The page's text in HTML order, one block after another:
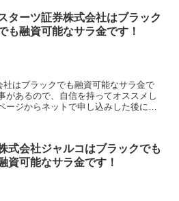
ターツ証券株式会社はブラック
も融資可能なサラ金です！
はブラックでも融資可能なサラ金で
があるので、自信を持ってオススメし
ージからネットで申し込みした後に電
式会社ジャルコはブラックでも
資可能なサラ金です！